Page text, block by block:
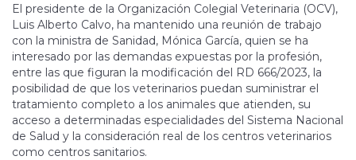
El presidente de la Organización Colegial Veterinaria (OCV),
Luis Alberto Calvo, ha mantenido una reunión de trabajo
con la ministra de Sanidad, Mónica García, quien se ha
interesado por las demandas expuestas por la profesión,
entre las que figuran la modificación del RD 666/2023, la
posibilidad de que los veterinarios puedan suministrar el
tratamiento completo a los animales que atienden, su
acceso a determinadas especialidades del Sistema Nacional
de Salud y la consideración real de los centros veterinarios
como centros sanitarios.